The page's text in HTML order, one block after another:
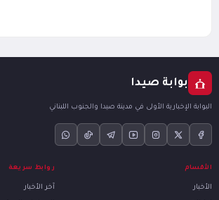
بوابة صيدا
البوابة الإخبارية الأولى في مدينة صيدا والجنوب اللبناني
الأقسام
الأخبار
روابط سريعة
آخر الأخبار